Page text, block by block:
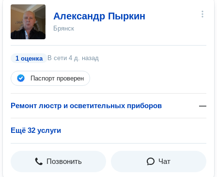
Александр Пыркин
Брянск
1 оценка В сети 4 д. назад
Паспорт проверен
Ремонт люстр и осветительных приборов —
Ещё 32 услуги
Позвонить Чат